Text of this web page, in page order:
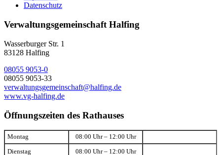
Datenschutz
Verwaltungsgemeinschaft Halfing
Wasserburger Str. 1
83128 Halfing
08055 9053-0
08055 9053-33
verwaltungsgemeinschaft@halfing.de
www.vg-halfing.de
Öffnungszeiten des Rathauses
Montag 08:00 Uhr – 12:00 Uhr
Dienstag 08:00 Uhr – 12:00 Uhr